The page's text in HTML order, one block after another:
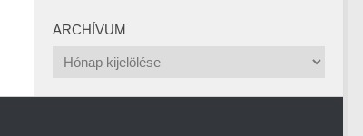
ARCHÍVUM
Archívum